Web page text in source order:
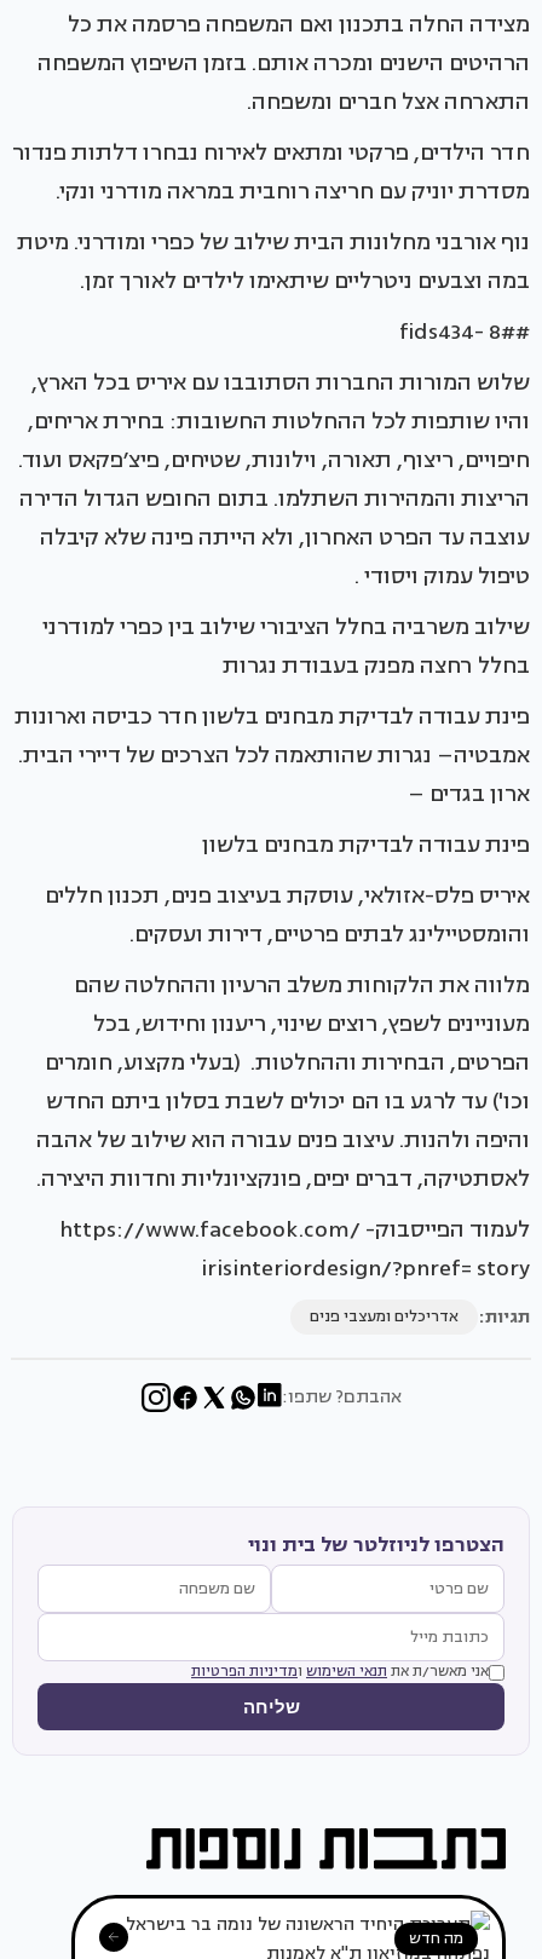
מצידה החלה בתכנון ואם המשפחה פרסמה את כל
הרהיטים הישנים ומכרה אותם. בזמן השיפוץ המשפחה
התארחה אצל חברים ומשפחה.
חדר הילדים, פרקטי ומתאים לאירוח נבחרו דלתות פנדור
מסדרת יוניק עם חריצה רוחבית במראה מודרני ונקי.
נוף אורבני מחלונות הבית שילוב של כפרי ומודרני. מיטת
במה וצבעים ניטרליים שיתאימו לילדים לאורך זמן.
#fids434- 8#
שלוש המורות החברות הסתובבו עם איריס בכל הארץ,
והיו שותפות לכל ההחלטות החשובות: בחירת אריחים,
חיפויים, ריצוף, תאורה, וילונות, שטיחים, פיצ׳פקאס ועוד.
הריצות והמהירות השתלמו. בתום החופש הגדול הדירה
עוצבה עד הפרט האחרון, ולא הייתה פינה שלא קיבלה
טיפול עמוק ויסודי .
שילוב משרביה בחלל הציבורי שילוב בין כפרי למודרני
בחלל רחצה מפנק בעבודת נגרות
פינת עבודה לבדיקת מבחנים בלשון חדר כביסה וארונות
אמבטיה– נגרות שהותאמה לכל הצרכים של דיירי הבית.
ארון בגדים –
פינת עבודה לבדיקת מבחנים בלשון
איריס פלס-אזולאי, עוסקת בעיצוב פנים, תכנון חללים
והומסטיילינג לבתים פרטיים, דירות ועסקים.
מלווה את הלקוחות משלב הרעיון וההחלטה שהם
מעוניינים לשפץ, רוצים שינוי, ריענון וחידוש, בכל
הפרטים, הבחירות וההחלטות. (בעלי מקצוע, חומרים
וכו') עד לרגע בו הם יכולים לשבת בסלון ביתם החדש
והיפה ולהנות. עיצוב פנים עבורה הוא שילוב של אהבה
לאסתטיקה, דברים יפים, פונקציונליות וחדוות היצירה.
לעמוד הפייסבוק- https://www.facebook.com/
irisinteriordesign/?pnref= story
תגיות: אדריכלים ומעצבי פנים
אהבתם? שתפו:
הצטרפו לניוזלטר של בית ונוי
אני מאשר/ת את תנאי השימוש ומדיניות הפרטיות
שליחה
מה חדש